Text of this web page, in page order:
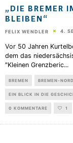
„DIE BREMER
BLEIBEN“
FELIX WENDLER 4.
Vor 50 Jahren
dem das
"Kleinen Grenzberic...
BREMEN BREMEN-NORD
EIN BLICK IN DIE
0 KOMMENTARE 1